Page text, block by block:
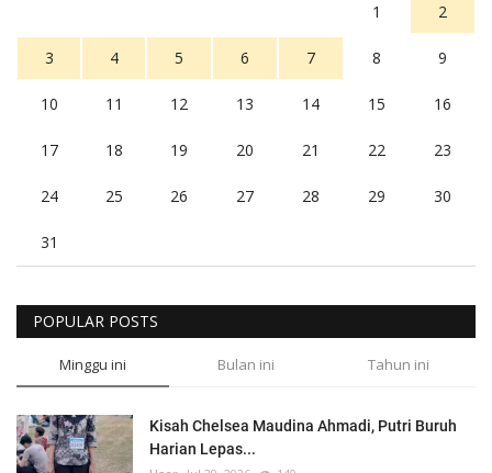
1
2
3 4 5 6 7 8 9
10 11 12 13 14 15 16
17 18 19 20 21 22 23
24 25 26 27 28 29 30
31
POPULAR POSTS
Minggu ini Bulan ini Tahun ini
Kisah Chelsea Maudina Ahmadi, Putri Buruh
Harian Lepas...